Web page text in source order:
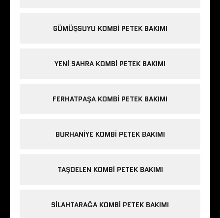
GÜMÜŞSUYU KOMBI PETEK BAKIMI
YENI SAHRA KOMBI PETEK BAKIMI
FERHATPAŞA KOMBI PETEK BAKIMI
BURHANIYE KOMBI PETEK BAKIMI
TAŞDELEN KOMBI PETEK BAKIMI
SILAHTARAĞA KOMBI PETEK BAKIMI